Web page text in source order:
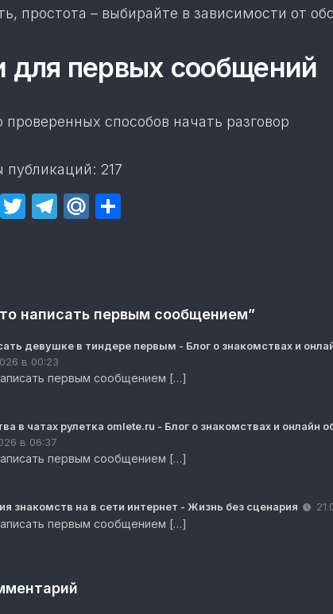
простота – выбирайте в зависимости от
для первых сообщений
проверенных способов начать разговор
217
Facebook
Twitter
Telegram
Mail.Ru
написать первым сообщением”
девушке в тиндере первым - Блог о знакомствах и
в 00:23
первым сообщением […]
в чатах рулетка omlete.ru - Блог о знакомствах и онлайн
в 06:37
первым сообщением […]
знакомств на в сети интернет - Жизнь без сценария
первым сообщением […]